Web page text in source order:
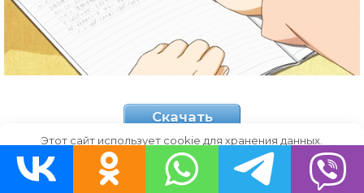
Скачать
anime frame
Этот сайт использует cookie для хранения данных.
Продолжая использовать сайт, Вы даете свое согласие на
работу с этими файлами.
OK